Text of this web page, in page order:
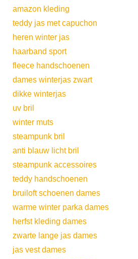
amazon kleding
teddy jas met capuchon
heren winter jas
haarband sport
fleece handschoenen
dames winterjas zwart
dikke winterjas
uv bril
winter muts
steampunk bril
anti blauw licht bril
steampunk accessoires
teddy handschoenen
bruiloft schoenen dames
warme winter parka dames
herfst kleding dames
zwarte lange jas dames
jas vest dames